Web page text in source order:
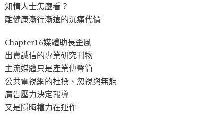
知情人士怎麼看？
離健康漸行漸遠的沉痛代價
Chapter16媒體助長歪風
出賣誠信的專業研究刊物
主流媒體只是產業傳聲筒
公共電視網的杜撰、忽視與無能
廣告壓力決定報導
又是隱晦權力在運作